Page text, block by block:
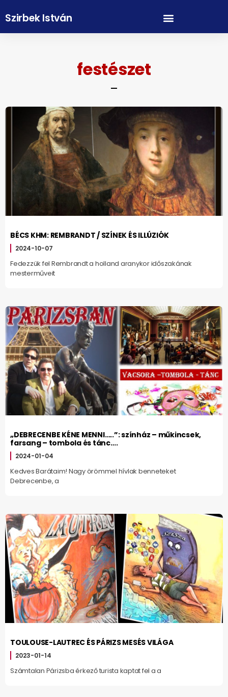
Szirbek István
festészet
BÉCS KHM: REMBRANDT / SZÍNEK ÉS ILLÚZIÓK
2024-10-07
Fedezzük fel Rembrandt a holland aranykor időszakának
mesterműveit
„DEBRECENBE KÉNE MENNI…..”: színház – műkincsek,
farsang – tombola és tánc….
2024-01-04
Kedves Barátaim! Nagy örömmel hívlak benneteket
Debrecenbe, a
TOULOUSE-LAUTREC ÉS PÁRIZS MESÉS VILÁGA
2023-01-14
Számtalan Párizsba érkező turista kaptat fel a a